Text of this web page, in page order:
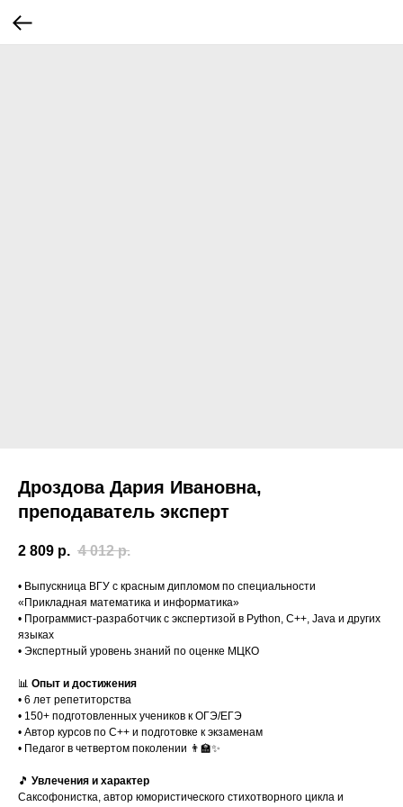
Дроздова Дария Ивановна,
преподаватель эксперт
2 809 р. 4 012 р.
• Выпускница ВГУ с красным дипломом по специальности
«Прикладная математика и информатика»
• Программист-разработчик с экспертизой в Python, C++, Java и других
языках
• Экспертный уровень знаний по оценке МЦКО
📊 Опыт и достижения
• 6 лет репетиторства
• 150+ подготовленных учеников к ОГЭ/ЕГЭ
• Автор курсов по С++ и подготовке к экзаменам
• Педагог в четвертом поколении 👨‍🏫✨
🎵 Увлечения и характер
Саксофонистка, автор юмористического стихотворного цикла и